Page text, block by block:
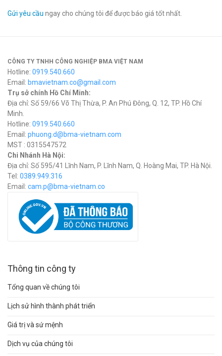
Gửi yêu cầu ngay cho chúng tôi để được báo giá tốt nhất.
CÔNG TY TNHH CÔNG NGHIỆP BMA VIỆT NAM
Hotline: 0919.540.660
Email: bmavietnam.co@gmail.com
Trụ sở chính Hồ Chí Minh:
Địa chỉ: Số 59/66 Võ Thị Thừa, P. An Phú Đông, Q. 12, TP. Hồ Chí
Minh.
Hotline: 0919.540.660
Email: phuong.d@bma-vietnam.com
MST : 0315547572
Chi Nhánh Hà Nội:
Địa chỉ: Số 595/41 Lĩnh Nam, P. Lĩnh Nam, Q. Hoàng Mai, TP. Hà Nội.
Tel: 0389.949.316
Email: cam.p@bma-vietnam.co
Thông tin công ty
Tổng quan về chúng tôi
Lịch sử hình thành phát triển
Giá trị và sứ mệnh
Dịch vụ của chúng tôi